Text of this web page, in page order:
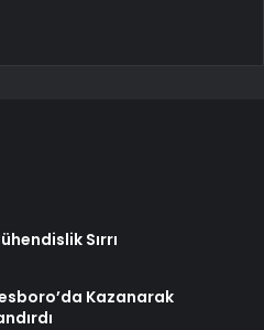
Sırrı
Kazanarak